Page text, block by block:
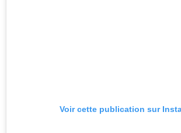
Voir cette publication sur